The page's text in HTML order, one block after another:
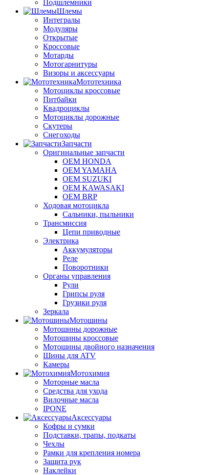
Подшлемники
Шлемы
Интегралы
Модуляры
Открытые
Кроссовые
Мотарды
Мотогарнитуры
Визоры и аксессуары
Мототехника
Мотоциклы кроссовые
Питбайки
Квадроциклы
Мотоциклы дорожные
Скутеры
Снегоходы
Запчасти
Оригинальные запчасти
OEM HONDA
OEM YAMAHA
OEM SUZUKI
OEM KAWASAKI
OEM BRP
Ходовая мотоцикла
Сальники, пыльники
Трансмиссия
Цепи приводные
Электрика
Аккумуляторы
Реле
Поворотники
Органы управления
Рули
Грипсы руля
Грузики руля
Зеркала
Мотошины
Мотошины дорожные
Мотошины кроссовые
Мотошины двойного назначения
Шины для ATV
Камеры
Мотохимия
Моторные масла
Средства для ухода
Вилочные масла
IPONE
Аксессуары
Кофры и сумки
Подставки, трапы, подкаты
Чехлы
Рамки для крепления номера
Защита рук
Наклейки